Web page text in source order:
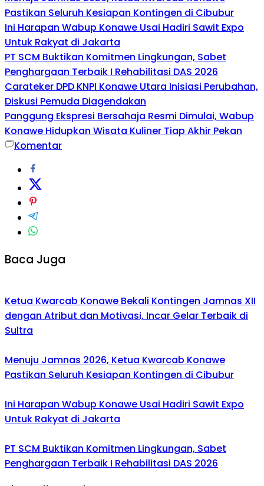
Pastikan Seluruh Kesiapan Kontingen di Cibubur
Ini Harapan Wabup Konawe Usai Hadiri Sawit Expo
Untuk Rakyat di Jakarta
PT SCM Buktikan Komitmen Lingkungan, Sabet
Penghargaan Terbaik I Rehabilitasi DAS 2026
Carateker DPD KNPI Konawe Utara Inisiasi Perubahan,
Diskusi Pemuda Diagendakan
Panggung Ekspresi Bersahaja Resmi Dimulai, Wabup
Konawe Hidupkan Wisata Kuliner Tiap Akhir Pekan
Komentar
Baca Juga
Ketua Kwarcab Konawe Bekali Kontingen Jamnas XII
dengan Atribut dan Motivasi, Incar Gelar Terbaik di
Sultra
Menuju Jamnas 2026, Ketua Kwarcab Konawe
Pastikan Seluruh Kesiapan Kontingen di Cibubur
Ini Harapan Wabup Konawe Usai Hadiri Sawit Expo
Untuk Rakyat di Jakarta
PT SCM Buktikan Komitmen Lingkungan, Sabet
Penghargaan Terbaik I Rehabilitasi DAS 2026